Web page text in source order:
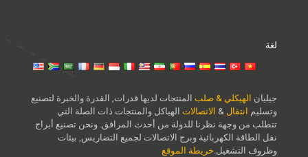
لغة
جيليان الهيكلي & صلب المنتجات لديها قدرات, القدرة والخبرة لتصنيع
وتسليم انتقال & الاتصالات الهياكل والمنتجات ذات الصلة التي
تتطلب من وجهة نظرنا للدولة من أحدث المرافق. ونحن تصنيع أبراج
نقل الطاقة الكهربائية وبرج الاتصالات لجميع التضاريس, بيئات
وظروف التشغيل.خريطة الموقع